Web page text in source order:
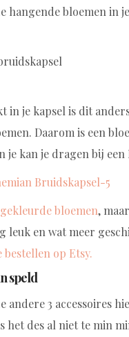
bloemen in
in je kapsel is dit
Daarom is een
je kan je dragen bij
bloemen,
en wat meer
op Etsy.
speld
andere 3 accessoires
het des al niet te min